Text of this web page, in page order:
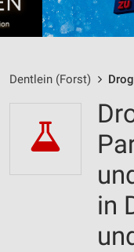
Dentlein (Forst)
in